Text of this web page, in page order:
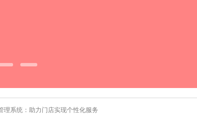
理系统：助力门店实现个性化服务